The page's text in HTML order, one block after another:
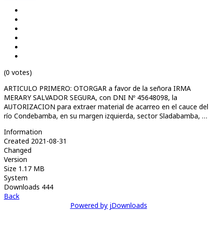
(0 votes)
ARTICULO PRIMERO: OTORGAR a favor de la señora IRMA
MERARY SALVADOR SEGURA, con DNI Nº 45648098, la
AUTORIZACION para extraer material de acarreo en el cauce del
río Condebamba, en su margen izquierda, sector Sladabamba, …
Information
Created 2021-08-31
Changed
Version
Size 1.17 MB
System
Downloads 444
Back
Powered by jDownloads